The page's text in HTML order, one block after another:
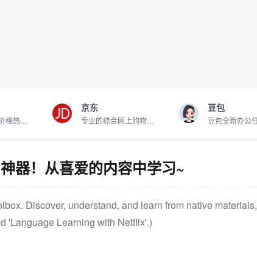
京东 豆包
器！从喜爱的内容中学习~
Discover, understand, and learn from native materials,
'Language Learning with Netflix'.)